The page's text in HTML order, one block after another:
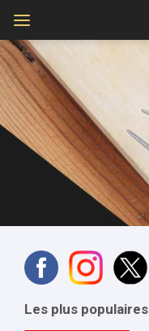
Les plus populaires